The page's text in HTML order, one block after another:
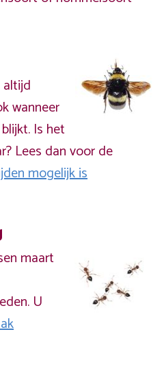
wanneer
Is het
Lees dan voor de
mogelijk is
maart
U